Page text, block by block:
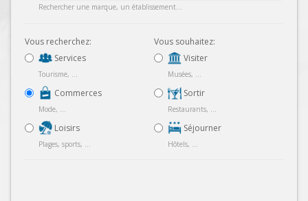
Rechercher une marque, un établissement...
Vous recherchez:
Services
Tourisme, ...
Commerces
Mode, ...
Loisirs
Plages, sports, ...
Vous souhaitez:
Visiter
Musées, ...
Sortir
Restaurants, ...
Séjourner
Hôtels, ...